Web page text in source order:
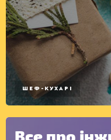
ШЕФ-КУХАРІ
Все про